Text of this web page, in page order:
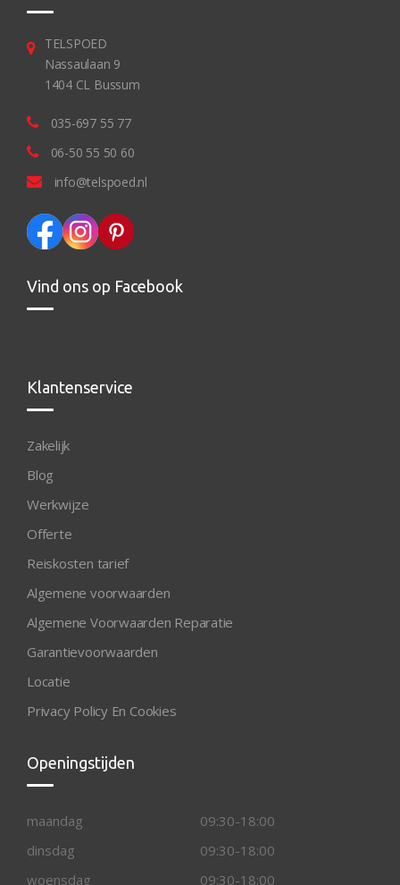
TELSPOED
Nassaulaan 9
1404 CL Bussum
035-697 55 77
06-50 55 50 60
info@telspoed.nl
Vind ons op Facebook
Klantenservice
Zakelijk
Blog
Werkwijze
Offerte
Reiskosten tarief
Algemene voorwaarden
Algemene Voorwaarden Reparatie
Garantievoorwaarden
Locatie
Privacy Policy En Cookies
Openingstijden
maandag
dinsdag
woensdag
09:30-18:00
09:30-18:00
09:30-18:00